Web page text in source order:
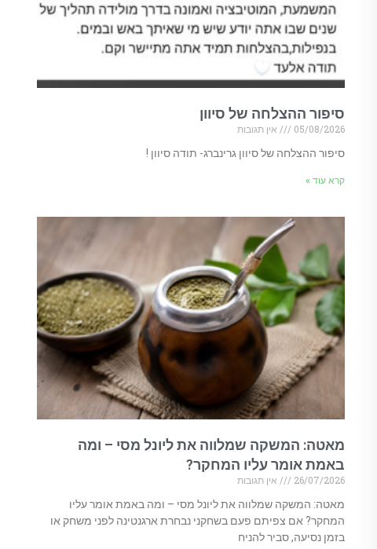
סיפור ההצלחה של סיוון
05/08/2026
אין תגובות
סיפור ההצלחה של סיוון גרינברג- תודה סיוון !
קרא עוד »
מאטה: המשקה שמלווה את ליונל מסי – ומה
באמת אומר עליו המחקר?
26/07/2026
אין תגובות
מאטה: המשקה שמלווה את ליונל מסי – ומה באמת אומר עליו
המחקר? אם צפיתם פעם בשחקני נבחרת ארגנטינה לפני משחק או
בזמן נסיעה, סביר להניח